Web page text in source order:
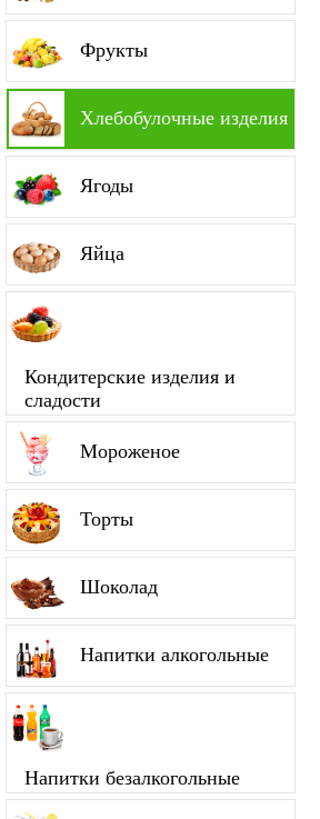
Фрукты
Хлебобулочные изделия
Ягоды
Яйца
Кондитерские изделия и
сладости
Мороженое
Торты
Шоколад
Напитки алкогольные
Напитки безалкогольные